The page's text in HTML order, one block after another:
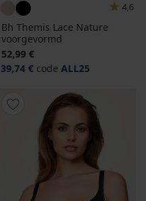
4,6
Bh Themis Lace Nature
voorgevormd
52,99 €
39,74 € code ALL25